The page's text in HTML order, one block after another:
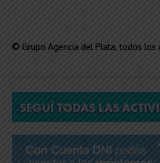
© Grupo Agencia del Plata, todos los